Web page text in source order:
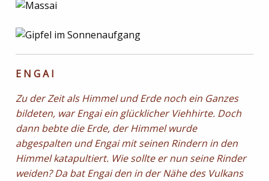
E N G A I
Zu der Zeit als Himmel und Erde noch ein Ganzes
bildeten, war Engai ein glücklicher Viehhirte. Doch
dann bebte die Erde, der Himmel wurde
abgespalten und Engai mit seinen Rindern in den
Himmel katapultiert. Wie sollte er nun seine Rinder
weiden? Da bat Engai den in der Nähe des Vulkans